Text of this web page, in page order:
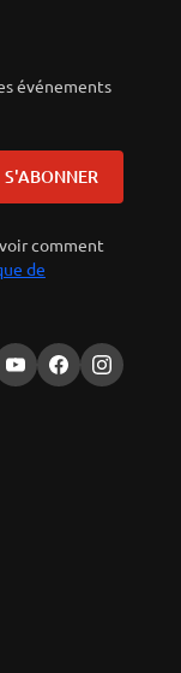
événements
S'ABONNER
comment
de